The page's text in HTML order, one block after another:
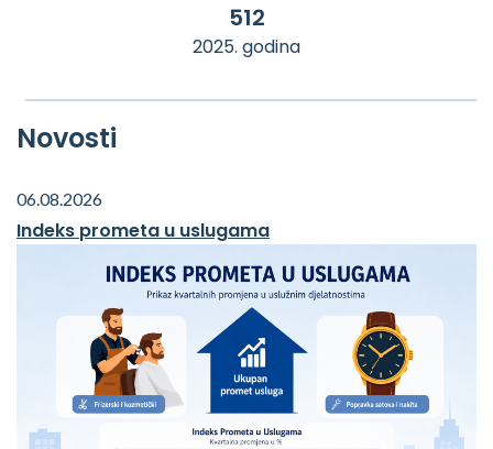
512
2025. godina
Novosti
06.08.2026
Indeks prometa u uslugama